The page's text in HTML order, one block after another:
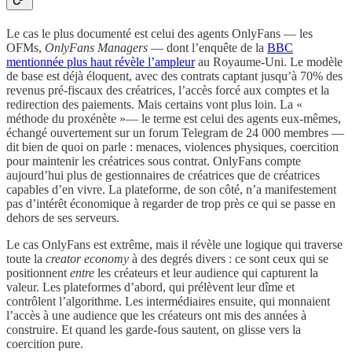
Le cas le plus documenté est celui des agents OnlyFans — les
OFMs, OnlyFans Managers — dont l’enquête de la BBC
mentionnée plus haut révèle l’ampleurau Royaume-Uni. Le modèle
de base est déjà éloquent, avec des contrats captant jusqu’à 70% des
revenus pré-fiscaux des créatrices, l’accès forcé aux comptes et la
redirection des paiements. Mais certains vont plus loin. La «
méthode du proxénète »— le terme est celui des agents eux-mêmes,
échangé ouvertement sur un forum Telegram de 24 000 membres —
dit bien de quoi on parle : menaces, violences physiques, coercition
pour maintenir les créatrices sous contrat. OnlyFans compte
aujourd’hui plus de gestionnaires de créatrices que de créatrices
capables d’en vivre. La plateforme, de son côté, n’a manifestement
pas d’intérêt économique à regarder de trop près ce qui se passe en
dehors de ses serveurs.
Le cas OnlyFans est extrême, mais il révèle une logique qui traverse
toute la creator economy à des degrés divers : ce sont ceux qui se
positionnent entre les créateurs et leur audience qui capturent la
valeur. Les plateformes d’abord, qui prélèvent leur dîme et
contrôlent l’algorithme. Les intermédiaires ensuite, qui monnaient
l’accès à une audience que les créateurs ont mis des années à
construire. Et quand les garde-fous sautent, on glisse vers la
coercition pure.